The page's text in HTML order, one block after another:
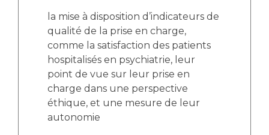
la mise à disposition d’indicateurs de
qualité de la prise en charge,
comme la satisfaction des patients
hospitalisés en psychiatrie, leur
point de vue sur leur prise en
charge dans une perspective
éthique, et une mesure de leur
autonomie